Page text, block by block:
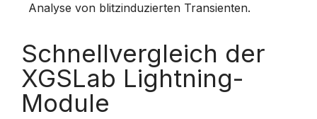
Analyse von blitzinduzierten Transienten.
Schnellvergleich der
XGSLab Lightning-
Module